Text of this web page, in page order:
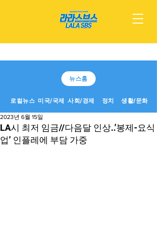
뉴스홈
로컬뉴스 미국/국제 사회/경제 정치 생활/문화
LA시 최저 임금//다음달 인상..’봉제-요식
업’ 인플레에 부담 가중
2023년 6월 15일